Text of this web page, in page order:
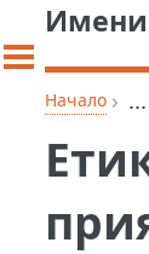
Начало › ...